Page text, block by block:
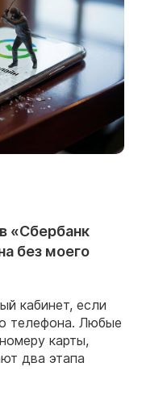
«Сбербанк
без моего
кабинет, если
телефона. Любые
карты,
два этапа